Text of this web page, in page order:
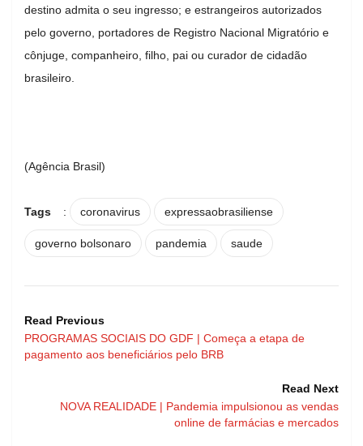
destino admita o seu ingresso; e estrangeiros autorizados
pelo governo, portadores de Registro Nacional Migratório e
cônjuge, companheiro, filho, pai ou curador de cidadão
brasileiro.
(Agência Brasil)
Tags : coronavirus expressaobrasiliense
governo bolsonaro pandemia saude
Read Previous
PROGRAMAS SOCIAIS DO GDF | Começa a etapa de
pagamento aos beneficiários pelo BRB
Read Next
NOVA REALIDADE | Pandemia impulsionou as vendas
online de farmácias e mercados